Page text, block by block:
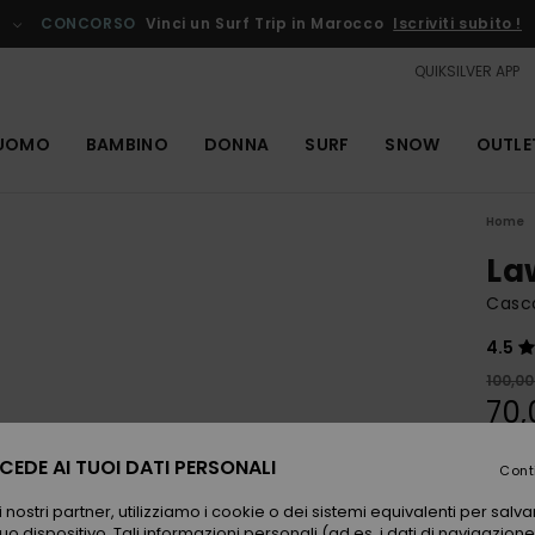
CONCORSO Vinci un Surf Trip in Marocco Iscriviti subito !
QUIKSILVER APP
BAMBINO DONNA SURF SNOW
Home
4.5
Colori
AI TUOI DATI PERSONALI
partner, utilizziamo i cookie o dei sistemi equivalenti per